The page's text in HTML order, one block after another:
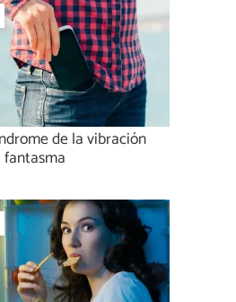
de la vibración
fantasma